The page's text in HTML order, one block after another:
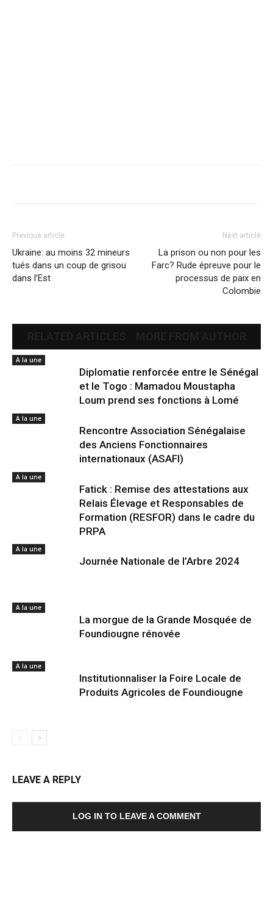
Previous article
Ukraine: au moins 32 mineurs
tués dans un coup de grisou
dans l’Est
Next article
La prison ou non pour les
Farc? Rude épreuve pour le
processus de paix en
Colombie
A la une
Diplomatie renforcée entre le Sénégal
et le Togo : Mamadou Moustapha
Loum prend ses fonctions à Lomé
A la une
Rencontre Association Sénégalaise
des Anciens Fonctionnaires
internationaux (ASAFI)
A la une
Fatick : Remise des attestations aux
Relais Élevage et Responsables de
Formation (RESFOR) dans le cadre du
PRPA
A la une
Journée Nationale de l’Arbre 2024
A la une
La morgue de la Grande Mosquée de
Foundiougne rénovée
A la une
Institutionnaliser la Foire Locale de
Produits Agricoles de Foundiougne
LEAVE A REPLY
LOG IN TO LEAVE A COMMENT